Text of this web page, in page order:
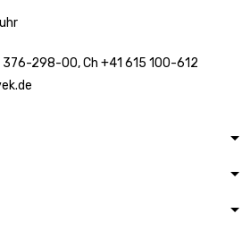
:
376-298-00, Ch +41 615 100-612